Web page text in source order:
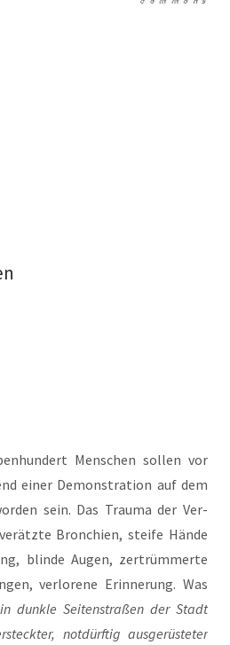
Men­schen sol­len vor
einer Demons­tra­ti­on auf dem
sein. Das Trau­ma der Ver­
Bron­chi­en, stei­fe Hän­de
blin­de Augen, zer­trüm­mer­te
ver­lo­re­ne Erin­ne­rung. Was
dunk­le Sei­ten­stra­ßen der Stadt
not­dürf­tig aus­ge­rüs­te­ter